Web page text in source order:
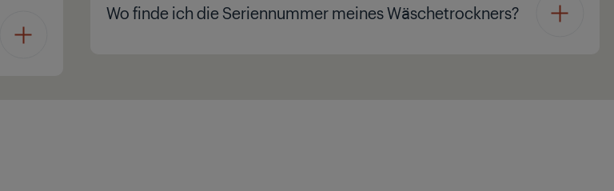
Wo finde ich die Seriennummer meines Wäschetrockners?